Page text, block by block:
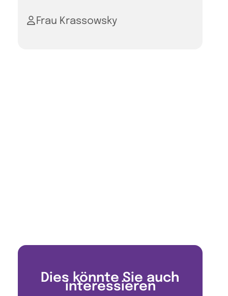
Frau Krassowsky
Dies könnte Sie auch
interessieren